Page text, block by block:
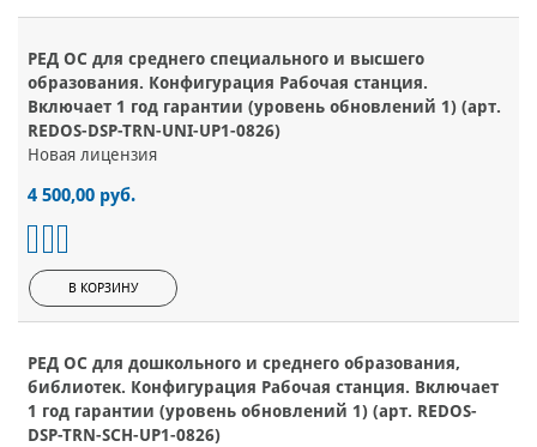
РЕД ОС для среднего специального и высшего
образования. Конфигурация Рабочая станция.
Включает 1 год гарантии (уровень обновлений 1) (арт.
REDOS-DSP-TRN-UNI-UP1-0826)
Новая лицензия
4 500,00 руб.
В КОРЗИНУ
РЕД ОС для дошкольного и среднего образования,
библиотек. Конфигурация Рабочая станция. Включает
1 год гарантии (уровень обновлений 1) (арт. REDOS-
DSP-TRN-SCH-UP1-0826)